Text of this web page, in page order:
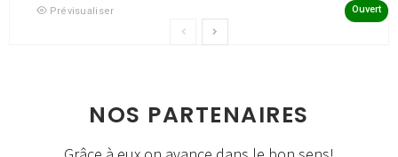
Prévisualiser Ouvert
NOS PARTENAIRES